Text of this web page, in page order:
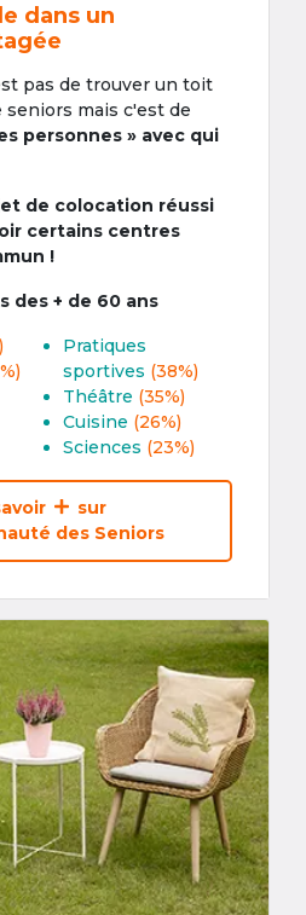
dans un
pas de trouver un toit
mais c'est de
personnes » avec qui
de colocation réussi
certains centres
!
des + de 60 ans
Pratiques
sportives (38%)
Théâtre (35%)
Cuisine (26%)
Sciences (23%)
sur
des Seniors